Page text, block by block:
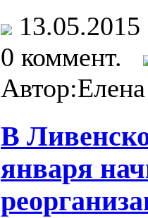
0 коммент.
В
января